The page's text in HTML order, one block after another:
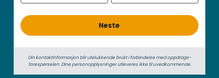
o
d
Neste
Din kontaktinformasjon blir utelukkende brukt i forbindelse med oppdrags­
forespørselen. Dine person­­opplysninger utleveres ikke til uvedkommende.